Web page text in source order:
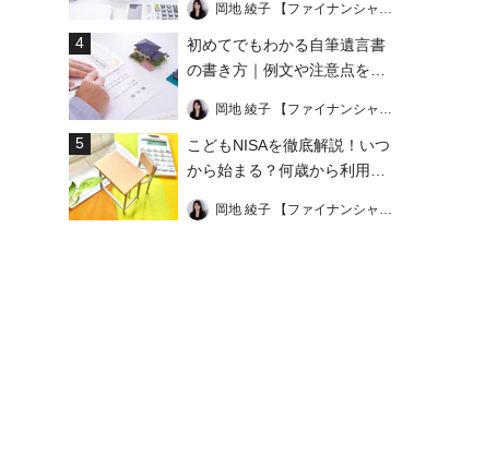
4
初めてでもわかる自筆遺言書
の書き方｜例文や注意点を総
まとめ！
5
こどもNISAを徹底解説！いつ
から始まる？何歳から利用で
きる？上限はいくら？